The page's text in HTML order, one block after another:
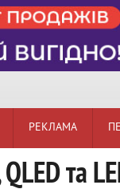
РЕКЛАМА
та